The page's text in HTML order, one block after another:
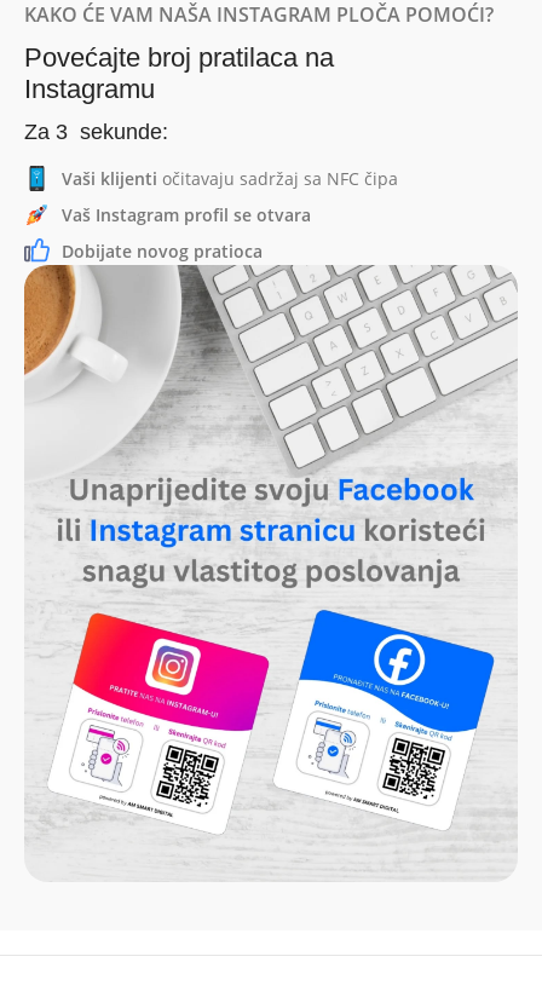
KAKO ĆE VAM NAŠA INSTAGRAM PLOČA POMOĆI?
Povećajte broj pratilaca na
Instagramu
Za 3 sekunde:
Vaši klijenti očitavaju sadržaj sa NFC čipa
Vaš Instagram profil se otvara
Dobijate novog pratioca